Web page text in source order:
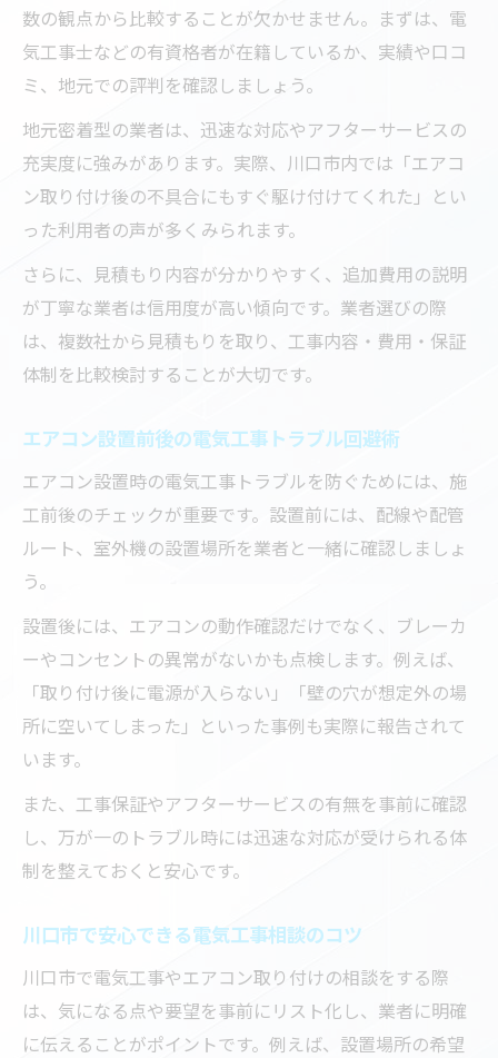
数の観点から比較することが欠かせません。まずは、電
気工事士などの有資格者が在籍しているか、実績や口コ
ミ、地元での評判を確認しましょう。
地元密着型の業者は、迅速な対応やアフターサービスの
充実度に強みがあります。実際、川口市内では「エアコ
ン取り付け後の不具合にもすぐ駆け付けてくれた」とい
った利用者の声が多くみられます。
さらに、見積もり内容が分かりやすく、追加費用の説明
が丁寧な業者は信用度が高い傾向です。業者選びの際
は、複数社から見積もりを取り、工事内容・費用・保証
体制を比較検討することが大切です。
エアコン設置前後の電気工事トラブル回避術
エアコン設置時の電気工事トラブルを防ぐためには、施
工前後のチェックが重要です。設置前には、配線や配管
ルート、室外機の設置場所を業者と一緒に確認しましょ
う。
設置後には、エアコンの動作確認だけでなく、ブレーカ
ーやコンセントの異常がないかも点検します。例えば、
「取り付け後に電源が入らない」「壁の穴が想定外の場
所に空いてしまった」といった事例も実際に報告されて
います。
また、工事保証やアフターサービスの有無を事前に確認
し、万が一のトラブル時には迅速な対応が受けられる体
制を整えておくと安心です。
川口市で安心できる電気工事相談のコツ
川口市で電気工事やエアコン取り付けの相談をする際
は、気になる点や要望を事前にリスト化し、業者に明確
に伝えることがポイントです。例えば、設置場所の希望